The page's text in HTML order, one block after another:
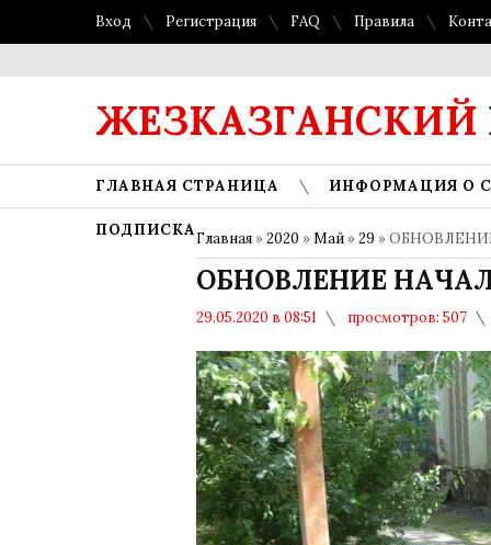
Вход Регистрация FAQ Правила
ЖЕЗКАЗГАНСКИЙ
ГЛАВНАЯ СТРАНИЦА ИНФОРМАЦИЯ О
ПОДПИСКАГлавная »2020 »Май »29 »
ОБНОВЛЕНИЕ
29.05.2020 в 08:51 просмотров: 507